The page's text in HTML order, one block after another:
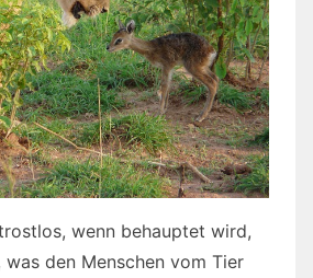
wenn behauptet wird,
was den Menschen vom Tier